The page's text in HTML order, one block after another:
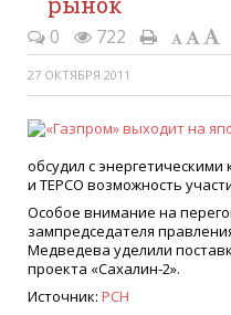
0 722
27 ОКТЯБРЯ 2011
обсудил с
и TEPCO возможность
Особое внимание на
зампредседателя
Медведева уделили
проекта «Сахалин-2».
Источник: РСН